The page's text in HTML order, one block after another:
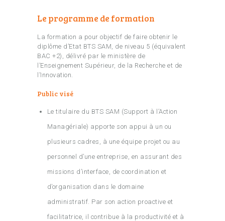
Le programme de formation
La formation a pour objectif de faire obtenir le
diplôme d’Etat BTS SAM, de niveau 5 (équivalent
BAC +2), délivré par le ministère de
l’Enseignement Supérieur, de la Recherche et de
l’Innovation.
Public visé
Le titulaire du BTS SAM (Support à l’Action
Managériale) apporte son appui à un ou
plusieurs cadres, à une équipe projet ou au
personnel d’une entreprise, en assurant des
missions d’interface, de coordination et
d’organisation dans le domaine
administratif. Par son action proactive et
facilitatrice, il contribue à la productivité et à